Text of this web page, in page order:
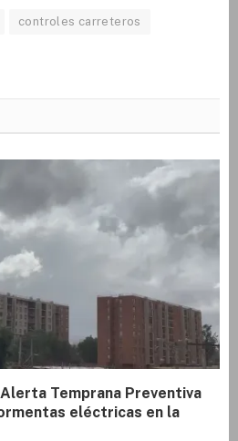
controles carreteros
Temprana Preventiva
eléctricas en la